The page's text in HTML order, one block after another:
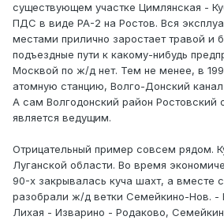
существующем участке Цимлянская -
ПДС в виде РА-2 на Ростов. Вся
местами прилично заростает травой и
подъездные пути к какому-нибудь
Москвой по ж/д нет. Тем не менее, в
атомную станцию, Волго-Донский канал
А сам Волгодонский район Ростовский
является ведущим.
Отрицательный пример совсем рядом.
Луганской области. Во время
90-х закрывалась куча шахт, а вместе
разобрали ж/д ветки Семейкино-Нов. -
Лихая - Изварино - Родаково,